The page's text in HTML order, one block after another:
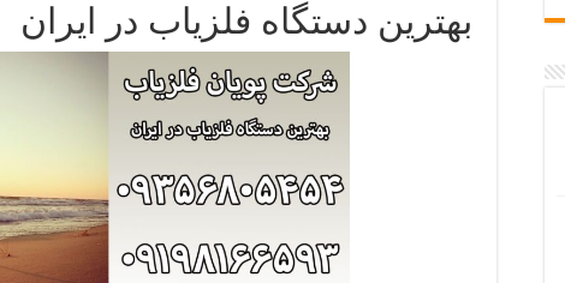
بهترین دستگاه فلزیاب در ایران